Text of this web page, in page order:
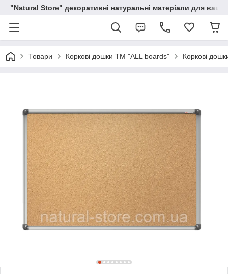
"Natural Store" декоративні натуральні матеріали для
Товари Коркові дошки TM "ALL boards" Коркові